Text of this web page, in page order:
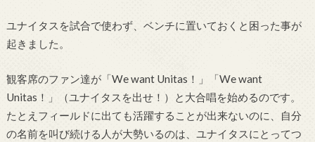
ユナイタスを試合で使わず、ベンチに置いておくと困った事が
起きました。
観客席のファン達が「We want Unitas！」「We want
Unitas！」（ユナイタスを出せ！）と大合唱を始めるのです。
たとえフィールドに出ても活躍することが出来ないのに、自分
の名前を叫び続ける人が大勢いるのは、ユナイタスにとってつ